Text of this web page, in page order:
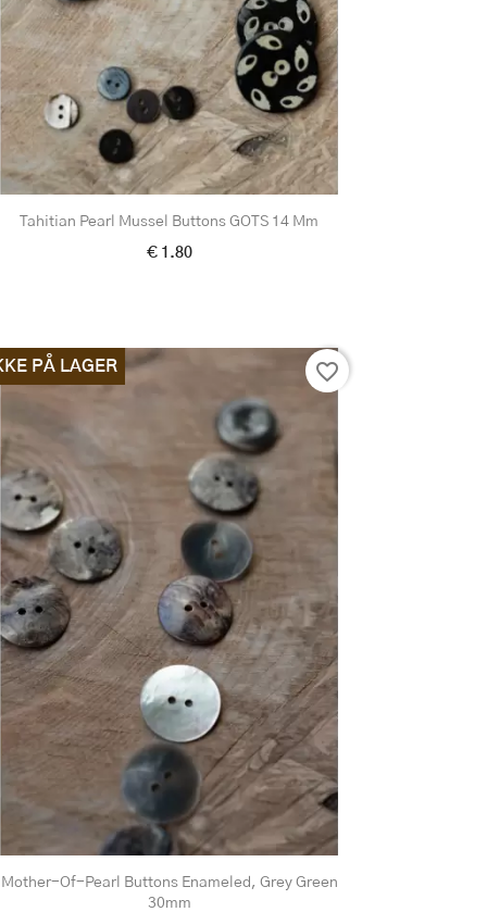
Tahitian Pearl Mussel Buttons GOTS 14 Mm
€ 1.80
Mother-Of-Pearl Buttons Enameled, Grey Green
30mm
PÅ LAGER favorite_border